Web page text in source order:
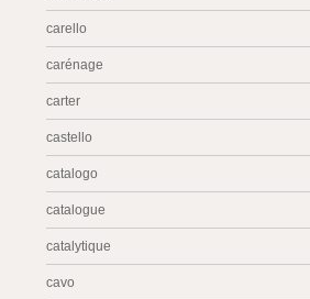
carello
carénage
carter
castello
catalogo
catalogue
catalytique
cavo